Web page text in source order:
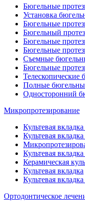
Бюгельные
Установка
Бюгельные
Бюгельный
Бюгельные
Бюгельные
Съемные
Бюгельные
Телескопические
Полные
Односторонний
Микропротезирование
Культевая
Культевая
Культевая
Керамическая
Культевая вкладка
Культевая
Ортодонтическое